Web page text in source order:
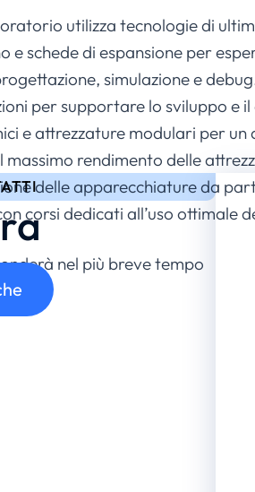
utilizza tecnologie di
e schede di espansione per
simulazione e
per supportare lo sviluppo e
e attrezzature modulari per
massimo rendimento delle
delle apparecchiature da
corsi dedicati all’uso ottimale
nel più breve tempo